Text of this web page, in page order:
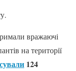
вражаючі
на території
124